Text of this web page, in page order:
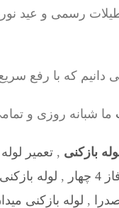
رسمی و عید
دانیم که با رفع
ما شبانه روزی و
بازکنی ,تعمیر
, لوله
, لوله بازکنی